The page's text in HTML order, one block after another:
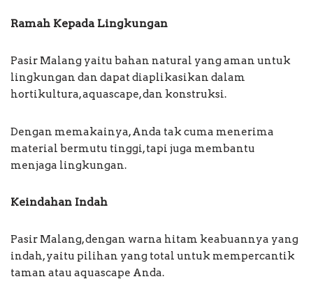
Ramah Kepada Lingkungan
Pasir Malang yaitu bahan natural yang aman untuk
lingkungan dan dapat diaplikasikan dalam
hortikultura, aquascape, dan konstruksi.
Dengan memakainya, Anda tak cuma menerima
material bermutu tinggi, tapi juga membantu
menjaga lingkungan.
Keindahan Indah
Pasir Malang, dengan warna hitam keabuannya yang
indah, yaitu pilihan yang total untuk mempercantik
taman atau aquascape Anda.